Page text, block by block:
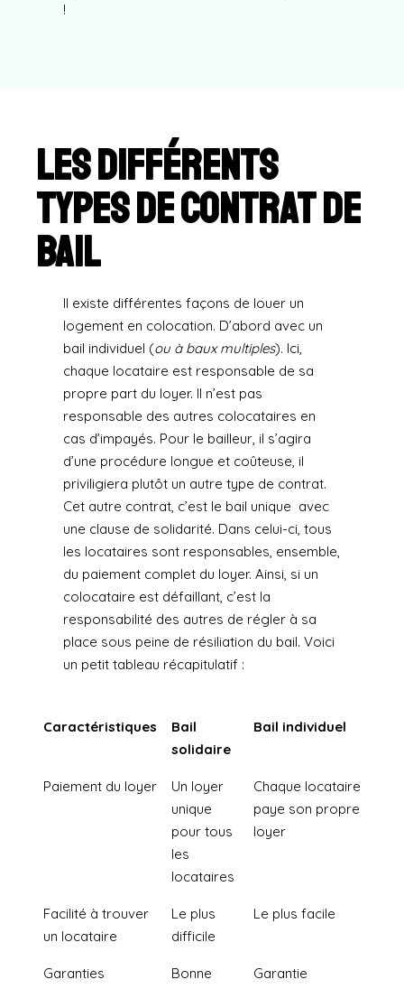
!
Les différents
types de contrat de
bail
Il existe différentes façons de louer un
logement en colocation. D’abord avec un
bail individuel (ou à baux multiples). Ici,
chaque locataire est responsable de sa
propre part du loyer. Il n’est pas
responsable des autres colocataires en
cas d’impayés. Pour le bailleur, il s’agira
d’une procédure longue et coûteuse, il
priviligiera plutôt un autre type de contrat.
Cet autre contrat, c’est le bail unique avec
une clause de solidarité. Dans celui-ci, tous
les locataires sont responsables, ensemble,
du paiement complet du loyer. Ainsi, si un
colocataire est défaillant, c’est la
responsabilité des autres de régler à sa
place sous peine de résiliation du bail. Voici
un petit tableau récapitulatif :
Caractéristiques
Bail
solidaire
Bail individuel
Paiement du loyer
Un loyer
unique
pour tous
les
locataires
Chaque locataire
paye son propre
loyer
Facilité à trouver
un locataire
Le plus
difficile
Le plus facile
Garanties
Bonne
Garantie